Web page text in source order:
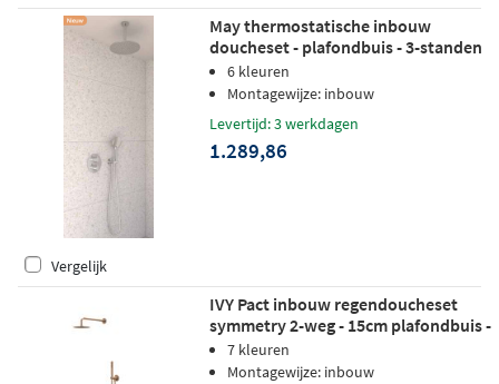
May thermostatische inbouw
doucheset - plafondbuis - 3-standen
handdouche - glijstang - geborsteld
mat koper pvd
6 kleuren
Montagewijze: inbouw
Levertijd: 3 werkdagen
1.289,86
Vergelijk
IVY Pact inbouw regendoucheset
symmetry 2-weg - 15cm plafondbuis -
25cm medium hoofddouche -
wandhouder - staafhanddouche -
7 kleuren
Montagewijze: inbouw